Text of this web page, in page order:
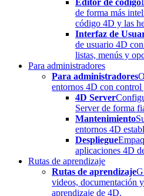
Editor de código
de forma más
código 4D y las
Interfaz de
de usuario 4D
listas, menús y
Para administradores
Para administradores
entornos 4D con
4D Server
Server de forma
Mantenimiento
entornos 4D
Despliegue
aplicaciones 4D
Rutas de aprendizaje
Rutas de aprendizaje
videos, documentación
aprendizaje de 4D.